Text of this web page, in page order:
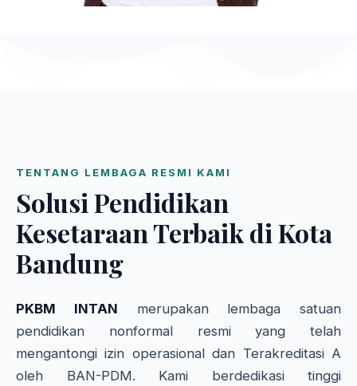
TENTANG LEMBAGA RESMI KAMI
Solusi Pendidikan
Kesetaraan Terbaik di Kota
Bandung
PKBM INTAN merupakan lembaga satuan
pendidikan nonformal resmi yang telah
mengantongi izin operasional dan Terakreditasi A
oleh BAN-PDM. Kami berdedikasi tinggi